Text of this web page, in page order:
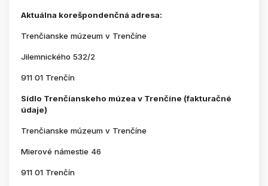
Aktuálna korešpondenčná adresa:
Trenčianske múzeum v Trenčíne
Jilemnického 532/2
911 01 Trenčín
Sídlo Trenčianskeho múzea v Trenčíne (fakturačné
údaje)
Trenčianske múzeum v Trenčíne
Mierové námestie 46
911 01 Trenčín